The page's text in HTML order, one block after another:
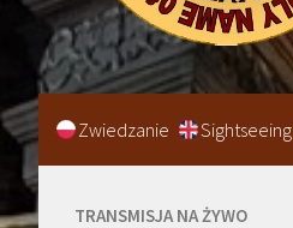
Zwiedzanie Sightseeing
TRANSMISJA NA ŻYWO